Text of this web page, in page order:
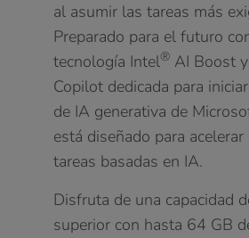
al asumir las tareas más
Preparado para el futuro
tecnología Intel® AI Boost
Copilot dedicada para
de IA generativa de
está diseñado para
tareas basadas en IA.
Disfruta de una capacidad
superior con hasta 64 GB